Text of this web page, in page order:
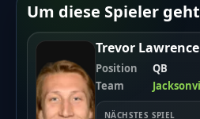
Um diese Spieler
Trevor Lawrence
Position
QB
Team
NÄCHSTES SPIEL